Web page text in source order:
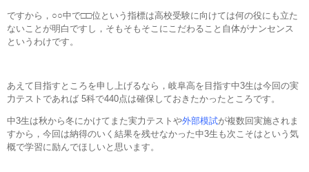
ですから，○○中で□□位という指標は高校受験に向けては何の役にも立た
ないことが明白ですし，そもそもそこにこだわること自体がナンセンス
というわけです。
あえて目指すところを申し上げるなら，岐阜高を目指す中3生は今回の実
力テストであれば 5科で440点は確保しておきたかったところです。
中3生は秋から冬にかけてまた実力テストや外部模試が複数回実施されま
すから，今回は納得のいく結果を残せなかった中3生も次こそはという気
概で学習に励んでほしいと思います。